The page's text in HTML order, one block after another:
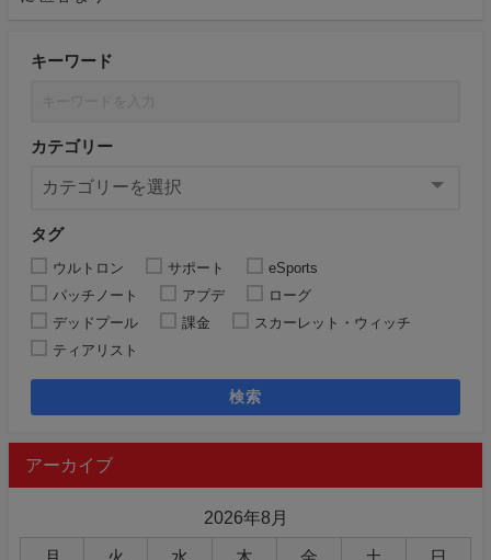
キーワード
カテゴリー
タグ
ウルトロン サポート
eSports
パッチノート
アプデ
ローグ
デッドプール
課金
スカーレット・ウィッチ
ティアリスト
検索
アーカイブ
2026年8月